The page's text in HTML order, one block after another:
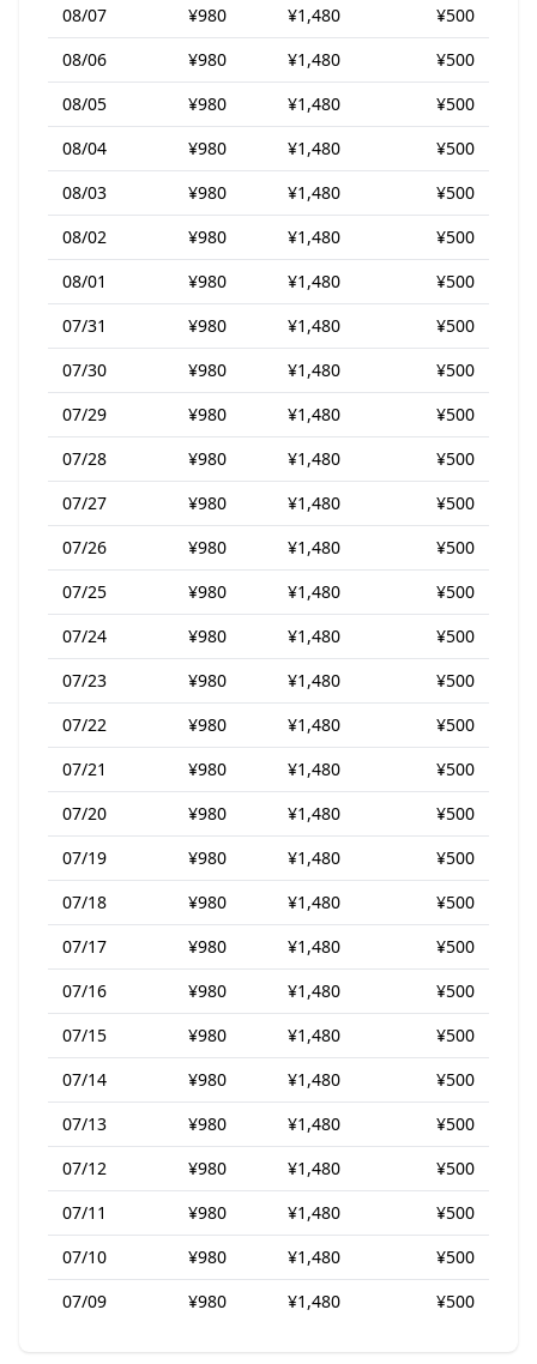
08/07 ¥980 ¥1,480
¥500
08/06
¥980 ¥1,480
¥500
08/05
¥980 ¥1,480
¥500
08/04
¥980 ¥1,480
¥500
08/03
¥980 ¥1,480
¥500
08/02
¥980 ¥1,480
¥500
08/01
¥980 ¥1,480
¥500
07/31
¥980 ¥1,480
¥500
07/30
¥980 ¥1,480
¥500
07/29
¥980 ¥1,480
¥500
07/28
¥980 ¥1,480
¥500
07/27
¥980 ¥1,480
¥500
07/26
¥980 ¥1,480
¥500
07/25
¥980 ¥1,480
¥500
07/24
¥980 ¥1,480
¥500
07/23
¥980 ¥1,480
¥500
07/22
¥980 ¥1,480
¥500
07/21
¥980 ¥1,480
¥500
07/20
¥980 ¥1,480
¥500
07/19
¥980 ¥1,480
¥500
07/18
¥980 ¥1,480
¥500
07/17
¥980 ¥1,480
¥500
07/16
¥980 ¥1,480
¥500
07/15
¥980 ¥1,480
¥500
07/14
¥980 ¥1,480
¥500
07/13
¥980 ¥1,480
¥500
07/12
¥980 ¥1,480
¥500
07/11
¥980 ¥1,480
¥500
07/10
¥980 ¥1,480
¥500
07/09
¥980 ¥1,480 ¥500